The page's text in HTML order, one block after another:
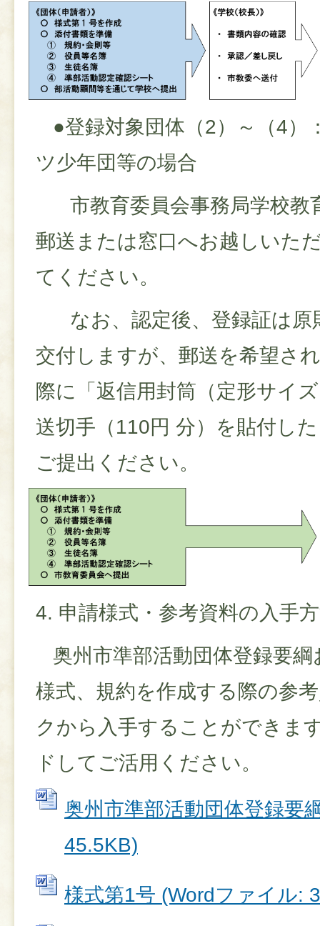
●登録対象団体（2）～（4）
ツ少年団等の場合
市教育委員会事務局学校教
郵送または窓口へお越しいた
てください。
なお、認定後、登録証は原
交付しますが、郵送を希望さ
際に「返信用封筒（定形サイ
送切手（110円 分）を貼付し
ご提出ください。
4. 申請様式・参考資料の入手
奥州市準部活動団体登録要
様式、規約を作成する際の参
クから入手することができま
ドしてご活用ください。
奥州市準部活動団体登録要
45.5KB)
様式第1号 (Wordファイル: